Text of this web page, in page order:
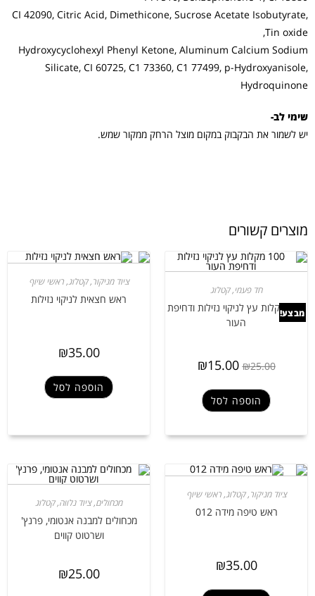
CI 42090, Citric Acid, Dimethicone, Sucrose Acetate Isobutyrate,
Tin oxide,
Hydroxycyclohexyl Phenyl Ketone, Aluminum Calcium Sodium
Silicate, CI 60725, C1 73360, C1 77499, p-Hydroxyanisole,
Hydroquinone
שימי לב-
יש לשמור את הבקבוק במקום מוצל הרחק ממקור שמש.
מוצרים קשורים
מבצע!
חד פעמי,קטלוג
100 מקלות עץ לניקוי נזילות ודחיפת
העור
₪25.00
₪15.00
הוספה לסל
ציוד מניקור,קטלוג,ראשי שיוף
ראש חצאית לניקוי נזילות
₪35.00
הוספה לסל
ציוד מניקור,קטלוג,ראשי שיוף
ראש טיפה מידה 012
₪35.00
מכחולים,ציוד נלווה,קטלוג
מכחולים למבנה אנטומי, פרנץ'
ושרטוט קווים
₪25.00